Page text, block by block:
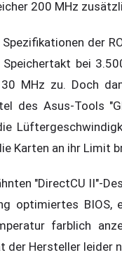
200 MHz
der
bei
MHz zu. Doch
des Asus-Tools
Karten an ihr Limit
"DirectCU II"-
optimiertes BIOS,
farblich
der Hersteller leider